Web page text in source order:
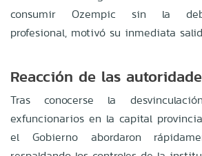
consumir Ozempic sin la
profesional, motivó su inmediata
Reacción de las
Tras conocerse la
exfuncionarios en la capital
el Gobierno abordaron